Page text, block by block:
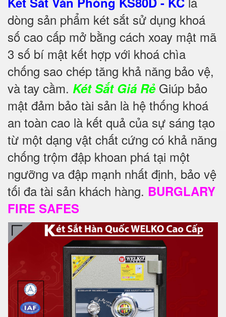
dòng sản phẩm két sắt sử dụng khoá
số cao cấp mở bằng cách xoay mật mã
3 số bí mật kết hợp với khoá chìa
chống sao chép tăng khả năng bảo vệ,
và tay cầm. Két Sắt Giá RẻGiúp bảo
mật đảm bảo tài sản là hệ thống khoá
an toàn cao là kết quả của sự sáng tạo
từ một dạng vật chất cứng có khả năng
chống trộm đập khoan phá tại một
ngưỡng va đập mạnh nhất định, bảo vệ
tối đa tài sản khách hàng. BURGLARY
FIRE SAFES